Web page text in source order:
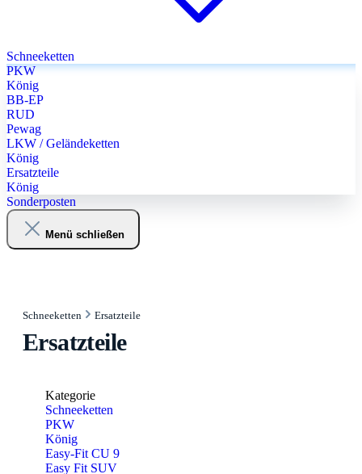
Schneeketten
PKW
König
BB-EP
RUD
Pewag
LKW / Geländeketten
König
Ersatzteile
König
Sonderposten
Menü schließen
Schneeketten Ersatzteile
Ersatzteile
Kategorie
Schneeketten
PKW
König
Easy-Fit CU 9
Easy Fit SUV